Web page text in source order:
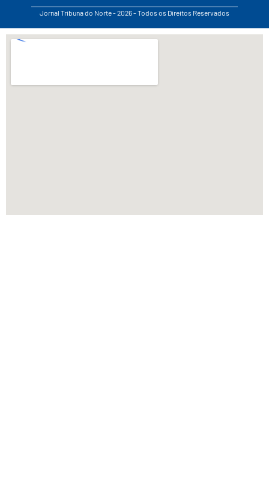
Jornal Tribuna do Norte - 2026 - Todos os Direitos Reservados